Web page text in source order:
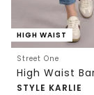
HIGH WAIST
Street One
STYLE KARLIE